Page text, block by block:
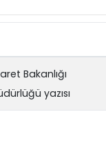
Bakanlığı
yazısı